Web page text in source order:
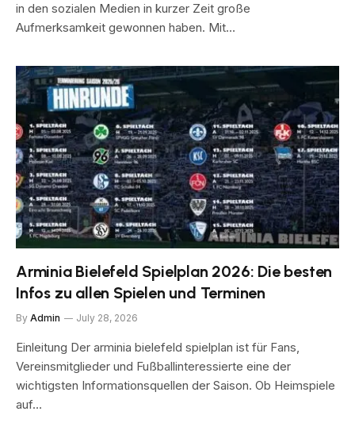
in den sozialen Medien in kurzer Zeit große
Aufmerksamkeit gewonnen haben. Mit…
Arminia Bielefeld Spielplan 2026: Die besten
Infos zu allen Spielen und Terminen
By Admin July 28, 2026
Einleitung Der arminia bielefeld spielplan ist für Fans,
Vereinsmitglieder und Fußballinteressierte eine der
wichtigsten Informationsquellen der Saison. Ob Heimspiele
auf…